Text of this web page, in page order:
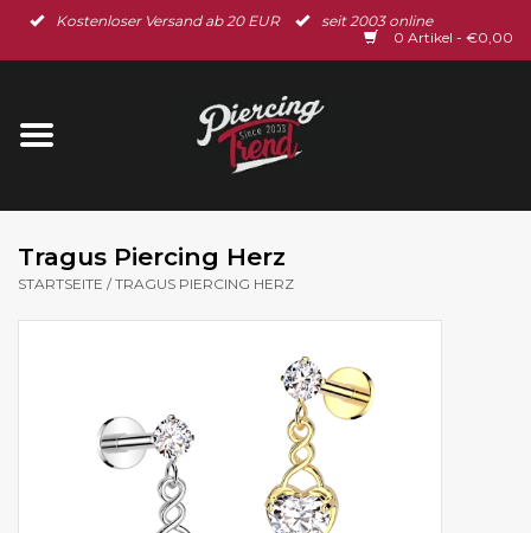
Kostenloser Versand ab 20 EUR
seit 2003 online
0 Artikel - €0,00
Startseite
Ohrschmuck
Tragus Piercing Herz
STARTSEITE /TRAGUS PIERCING HERZ